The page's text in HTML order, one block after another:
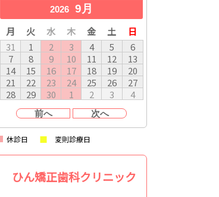
前へ 次へ
2026 9月
月
火 水 木 金 土
日
31
1 2 3 4 5
6
7
8 9 10 11 12
13
14
15 16 17 18 19
20
21
22 23 24 25 26
27
28
29 30 1 2 3 4
休診日 変則診療日
ひん矯正歯科クリニック